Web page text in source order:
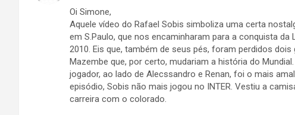
Oi Simone,
Aquele vídeo do Rafael Sobis simboliza uma certa
em S.Paulo, que nos encaminharam para a conquista
2010. Eis que, também de seus pés, foram perdidos
Mazembe que, por certo, mudariam a história do
jogador, ao lado de Alecssandro e Renan, foi o mais
episódio, Sobis não mais jogou no INTER. Vestiu a
carreira com o colorado.